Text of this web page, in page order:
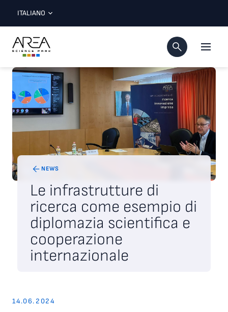
ITALIANO
NEWS
Le infrastrutture di
ricerca come esempio di
diplomazia scientifica e
cooperazione
internazionale
14.06.2024